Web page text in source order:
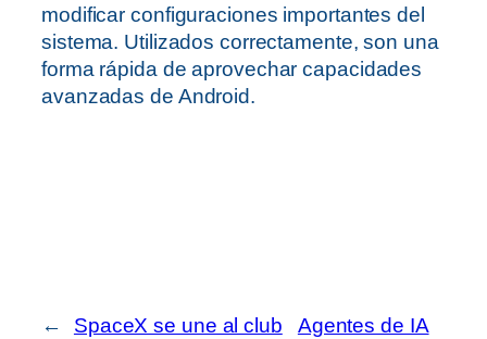
modificar configuraciones importantes del
sistema. Utilizados correctamente, son una
forma rápida de aprovechar capacidades
avanzadas de Android.
← SpaceX se une al club Agentes de IA